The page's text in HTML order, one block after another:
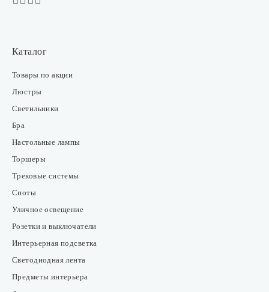
Каталог
Товары по акции
Люстры
Светильники
Бра
Настольные лампы
Торшеры
Трековые системы
Споты
Уличное освещение
Розетки и выключатели
Интерьерная подсветка
Светодиодная лента
Предметы интерьера